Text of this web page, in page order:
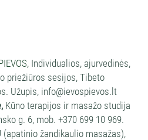
Individualios, ajurvedinės,
priežiūros sesijos, Tibeto
Užupis, info@ievospievos.lt
Kūno terapijos ir masažo studija
g. 6, mob. +370 699 10 969.
žandikaulio masažas),